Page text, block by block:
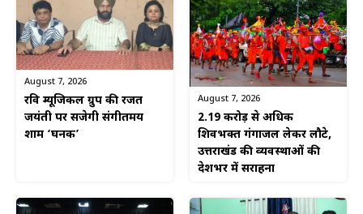
August 7, 2026
रवि म्यूजिकल ग्रुप की रजत
जयंती पर सजेगी संगीतमय
शाम ‘घनक’
August 7, 2026
2.19 करोड़ से अधिक
शिवभक्त गंगाजल लेकर लौटे,
उत्तराखंड की व्यवस्थाओं की
देशभर में सराहना